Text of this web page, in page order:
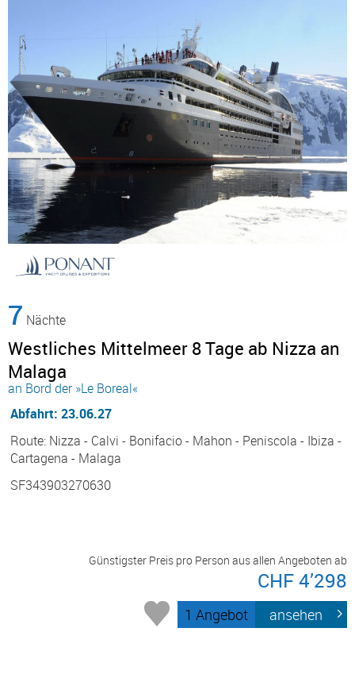
7 Nächte
Westliches Mittelmeer 8 Tage ab Nizza an
Malaga
an Bord der »Le Boreal«
Abfahrt: 23.06.27
Route: Nizza - Calvi - Bonifacio - Mahon - Peniscola - Ibiza -
Cartagena - Malaga
SF343903270630
Günstigster Preis pro Person aus allen Angeboten ab
CHF 4’298
1 Angebot ansehen